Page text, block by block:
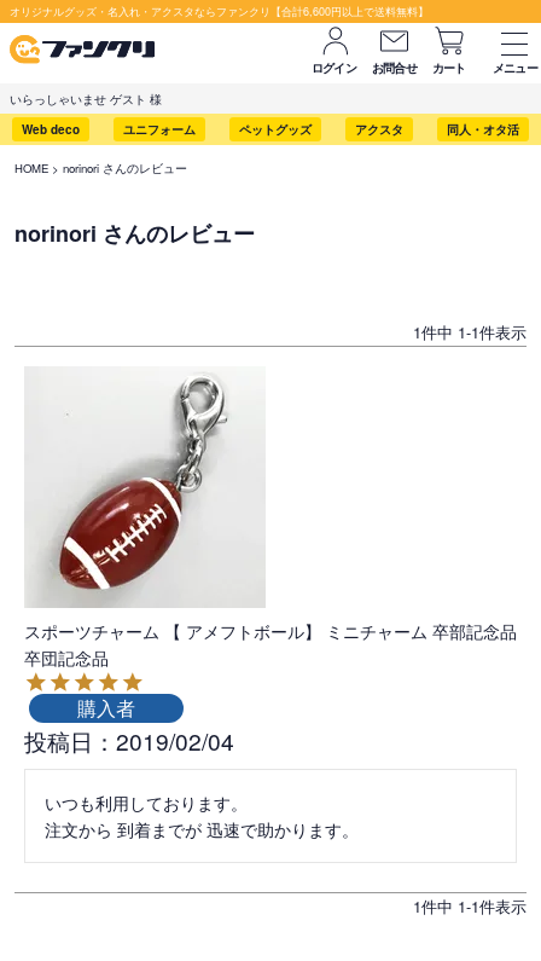
オリジナルグッズ・名入れ・アクスタならファンクリ【合計6,600円以上で送料無料】
ログイン お問合せ カート
メニュー
いらっしゃいませ ゲスト 様
Web deco
ユニフォーム ペットグッズ アクスタ 同人・オタ活
HOME norinori さんのレビュー
norinori さんのレビュー
1件中 1-1件表示
スポーツチャーム 【 アメフトボール】 ミニチャーム 卒部記念品
卒団記念品
購入者
投稿日 2019/02/04
いつも利用しております。
1件中 1-1件表示